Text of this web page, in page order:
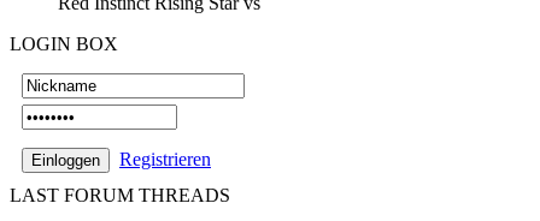
LOGIN BOX
Registrieren
LAST FORUM THREADS